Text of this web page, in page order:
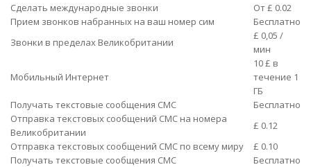
Сделать международные звонки
От £ 0.02
Прием звонков набранных на ваш номер сим
Бесплатно
Звонки в пределах Великобритании
£ 0,05 /
мин
Мобильный Интернет
10 £ в
течение 1
ГБ
Получать текстовые сообщения СМС
Бесплатно
Отправка текстовых сообщений СМС на номера
Великобритании
£ 0.12
Отправка текстовых сообщений СМС по всему миру
£ 0.10
Получать текстовые сообщения СМС
Бесплатно